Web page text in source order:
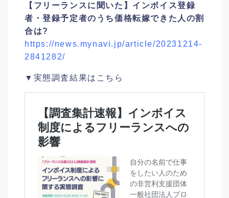
【フリーランスに聞いた】インボイス登録
者・登録予定者のうち価格転嫁できた人の割
合は?
https://news.mynavi.jp/article/20231214-
2841282/
▼実態調査結果はこちら